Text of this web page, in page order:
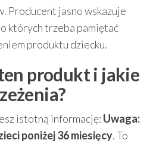
Producent jasno wskazuje
których trzeba pamiętać
produktu dziecku.
produkt i jakie
istotną informację: Uwaga:
poniżej 36 miesięcy. To